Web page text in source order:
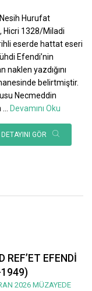
Hurufat
Hicri 1328/Miladi
eserde hattat eseri
Efendi’nin
naklen yazdığını
belirtmiştir.
Necmeddin
Devamını Oku
DETAYINI GÖR
REF’ET EFENDİ
2026 MÜZAYEDE